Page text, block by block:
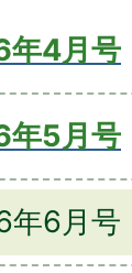
年4月号
年5月号
年6月号